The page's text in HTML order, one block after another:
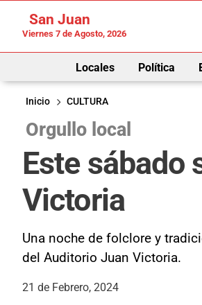
San Juan
Viernes 7 de Agosto, 2026
Locales Política
Inicio
CULTURA
Orgullo local
Este sábado
Victoria
Una noche de folclore y
del Auditorio Juan Victoria.
21 de Febrero, 2024